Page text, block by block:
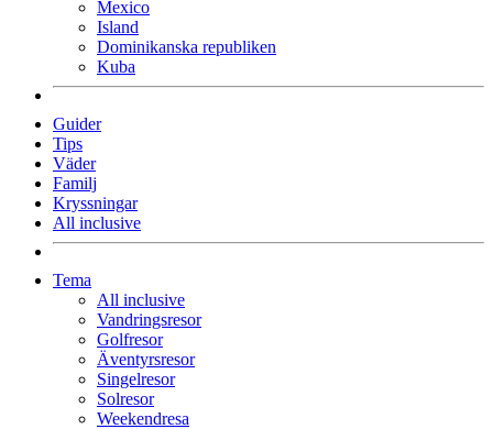
Mexico
Island
Dominikanska republiken
Kuba
Guider
Tips
Väder
Familj
Kryssningar
All inclusive
Tema
All inclusive
Vandringsresor
Golfresor
Äventyrsresor
Singelresor
Solresor
Weekendresa